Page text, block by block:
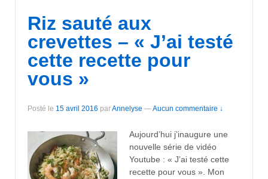
Riz sauté aux
crevettes – « J’ai testé
cette recette pour
vous »
Posté le 15 avril 2016 parAnnelyse —Aucun commentaire ↓
Aujourd’hui j’inaugure une
nouvelle série de vidéo
Youtube : « J’ai testé cette
recette pour vous ». Mon